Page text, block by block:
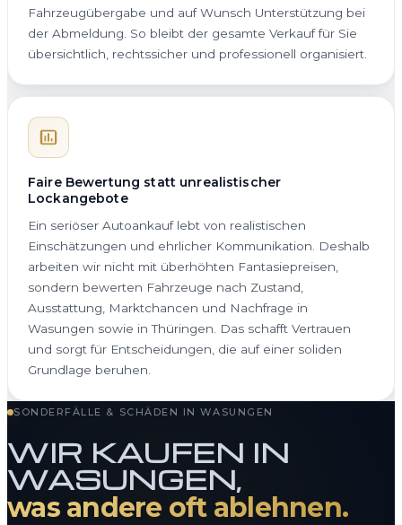
Fahrzeugübergabe und auf Wunsch Unterstützung bei
der Abmeldung. So bleibt der gesamte Verkauf für Sie
übersichtlich, rechtssicher und professionell organisiert.
Faire Bewertung statt unrealistischer
Lockangebote
Ein seriöser Autoankauf lebt von realistischen
Einschätzungen und ehrlicher Kommunikation. Deshalb
arbeiten wir nicht mit überhöhten Fantasiepreisen,
sondern bewerten Fahrzeuge nach Zustand,
Ausstattung, Marktchancen und Nachfrage in
Wasungen sowie in Thüringen. Das schafft Vertrauen
und sorgt für Entscheidungen, die auf einer soliden
Grundlage beruhen.
SONDERFÄLLE & SCHÄDEN IN WASUNGEN
WIR KAUFEN IN
WASUNGEN,
was andere oft ablehnen.